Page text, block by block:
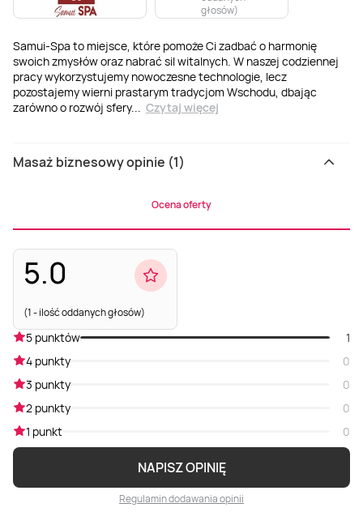
Samui-Spa to miejsce, które pomoże Ci zadbać o harmonię
swoich zmysłów oraz nabrać sil witalnych. W naszej codziennej
pracy wykorzystujemy nowoczesne technologie, lecz
pozostajemy wierni prastarym tradycjom Wschodu, dbając
zarówno o rozwój sfery... Czytaj więcej
głosów)
Masaż biznesowy opinie (1)
Ocena oferty
5.0
(1 - ilość oddanych głosów)
NAPISZ OPINIĘ
Regulamin dodawania opinii
5 punktów
1
4 punkty
0
3 punkty
0
2 punkty
0
1 punkt
0